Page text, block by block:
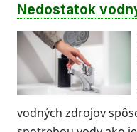
Nedostatok
vodných zdrojov